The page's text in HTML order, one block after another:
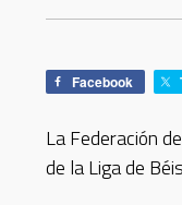
Facebook
La Federación
de la Liga de